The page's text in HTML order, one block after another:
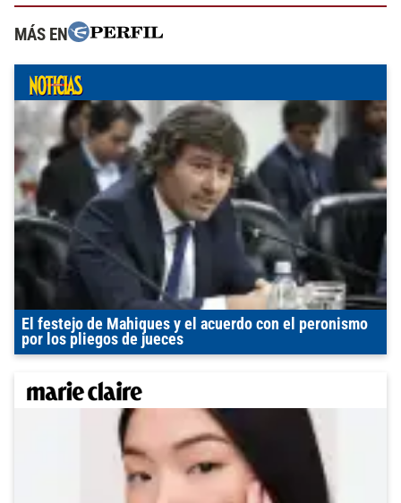
MÁS EN
El festejo de Mahiques y el acuerdo con el peronismo
por los pliegos de jueces